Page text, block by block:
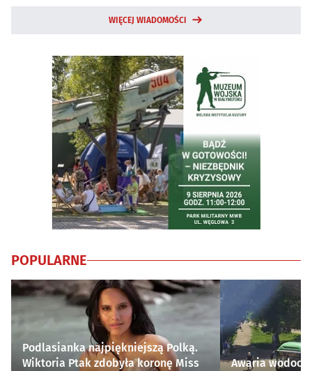
WIĘCEJ WIADOMOŚCI
POPULARNE
Podlasianka najpiękniejszą Polką.
Wiktoria Ptak zdobyła koronę Miss
Awaria